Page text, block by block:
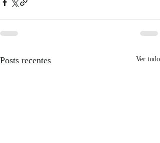
Posts recentes Ver tudo